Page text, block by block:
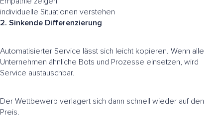
individuelle Situationen verstehen
2. Sinkende Differenzierung
Automatisierter Service lässt sich leicht kopieren. Wenn alle
Unternehmen ähnliche Bots und Prozesse einsetzen, wird
Service austauschbar.
Der Wettbewerb verlagert sich dann schnell wieder auf den
Preis.